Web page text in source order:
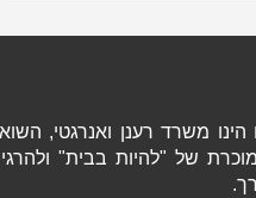
משרד רענן ואנרגטי, השואף
של "להיות בבית" ולהרגיש